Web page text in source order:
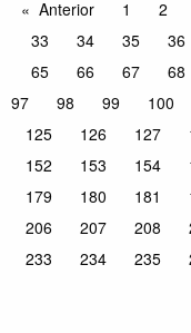
Anterior 1 2
33
34 35 36
65
66 67 68
97
98 99 100
125
126 127
152
153 154
179
180 181
206
207 208
233
234 235